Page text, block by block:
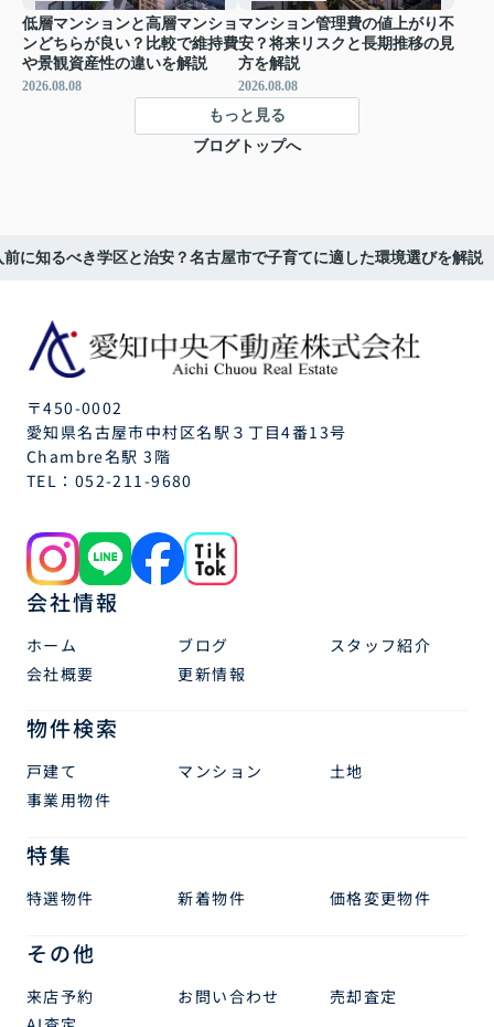
低層マンションと高層マンショ
ンどちらが良い？比較で維持費
や景観資産性の違いを解説
2026.08.08
マンション管理費の値上がり不
安？将来リスクと長期推移の見
方を解説
2026.08.08
もっと見る
ブログトップへ
前に知るべき学区と治安？名古屋市で子育てに適した環境選びを解説
〒450-0002
愛知県名古屋市中村区名駅３丁目4番13号
Chambre名駅 3階
TEL： 052-211-9680
会社情報
ホーム ブログ
スタッフ紹介
会社概要
更新情報
物件検索
戸建て マンション
土地
事業用物件
特集
特選物件 新着物件 価格変更物件
その他
来店予約 お問い合わせ
売却査定